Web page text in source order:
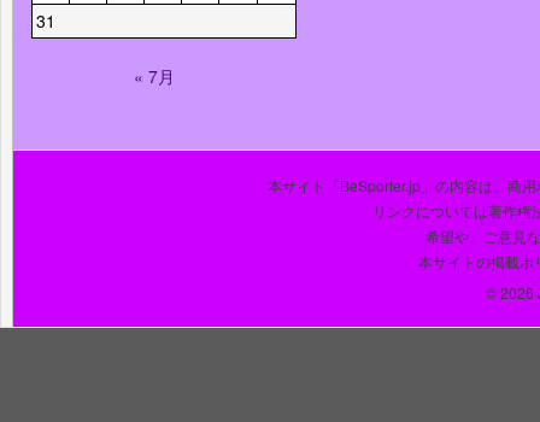
31
« 7月
本サイト「BeSporter.jp」の内容は、商
リンクについては著作権
希望や、ご意見
本サイトの掲載ポ
© 2026